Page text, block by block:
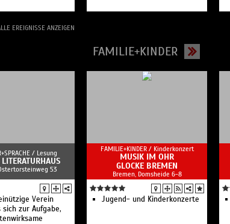
EREIGNISSE ANZEIGEN
/ Lesung
53
Verein
sich zur Aufgabe,
FAMILIE+KINDER
FAMILIE+KINDER / Kinderkonzert
MUSIK IM OHR
GLOCKE BREMEN
Bremen, Domsheide 6-8
Jugend- und Kinderkonzerte